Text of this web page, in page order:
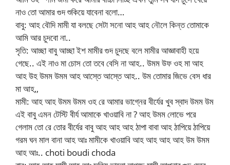
নাও তো আমার গুদ শুকিয়ে যাবেনা বলো…
বাবু: আহ বৌদি মামী যা বলছে সেটা সনো আহ আহ নৌলে কিন্ত তোমাকে
আমি আর চুদবো না..
সৃতি: আচ্ছা বাবু আচ্ছা ইশ মামীর গুদ চুদছে বলে মামীর আজ্ঞাবাহী হয়ে
গেছে.. এই নাও মা চোস তো তবে বেসি না আহ.. উমম উফ ওহ মা আহ
আহ উহ উমম উমম আহ আস্তে আস্তে আহ.. উম তোমার জিভে বেস ধার
মা আহ,,
মামী: আহ আহ উমম উমম ওহ রে আমার ভাগ্নের বীর্যের খুব স্বাদ উমম উম
এই বাবু এমন টেস্টি বীর্য আমাকে খাওয়াবি না ? আহ উমম লোভে পরে
গেলাম তো রে তোর বীর্যের বাবু আহ আহ আহ ঠাপা বাবা আহ ঠাপিয়ে ঠাপিয়ে
গরম ঘন মাল বানা আহ আঃ মামীকে খাওয়াবি আহ আহ আহ আহ উম উমম
আহ আঃ.. choti boudi choda